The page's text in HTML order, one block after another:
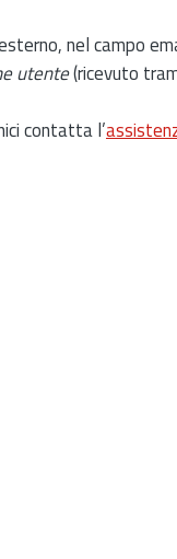
nel campo
utente(ricevuto
contatta l’